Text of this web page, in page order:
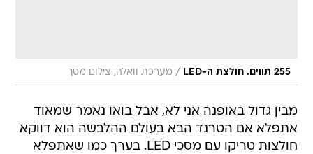
255 תווים. חולצת ה-LED / מערכת וואלה, צילום מסך
מבין גדול באופנה אני לא, אבל בואו נאמר שמאוד
אתפלא אם הטרנד הבא בעולם ההלבשה הוא דווקא
חולצות טריקו עם מסכי LED. בערך כמו שאתפלא